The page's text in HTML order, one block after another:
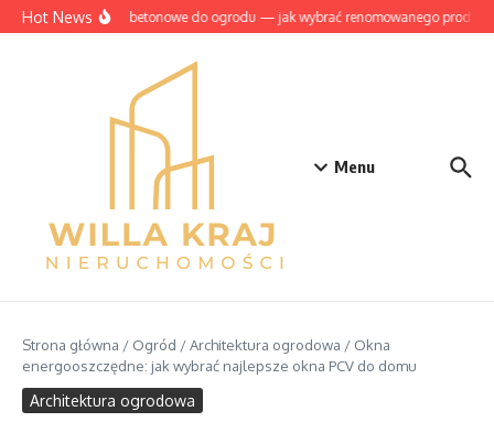
Przejdź do treści
Hot NewsSzamba betonowe do ogrodu — jak wybrać renomowanego
Menu
Strona główna / Ogród /Architektura ogrodowa / Okna
energooszczędne: jak wybrać najlepsze okna PCV do domu
Architektura ogrodowa